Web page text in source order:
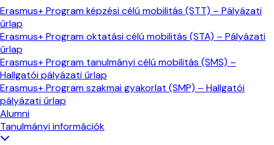
Erasmus+ Program képzési célú mobilitás (STT) – Pályázati
űrlap
Erasmus+ Program oktatási célú mobilitás (STA) – Pályázati
űrlap
Erasmus+ Program tanulmányi célú mobilitás (SMS) –
Hallgatói pályázati űrlap
Erasmus+ Program szakmai gyakorlat (SMP) – Hallgatói
pályázati űrlap
Alumni
Tanulmányi információk